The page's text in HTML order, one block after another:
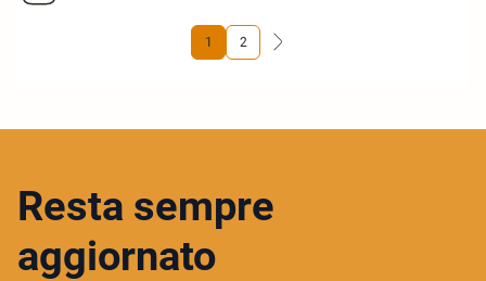
1 2
Resta sempre
aggiornato